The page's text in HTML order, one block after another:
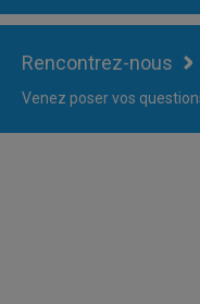
Rencontrez-nous
Venez poser vos